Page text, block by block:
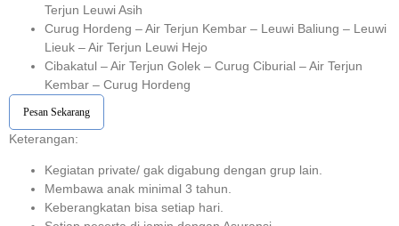
Terjun Leuwi Asih
Curug Hordeng – Air Terjun Kembar – Leuwi Baliung – Leuwi
Lieuk – Air Terjun Leuwi Hejo
Cibakatul – Air Terjun Golek – Curug Ciburial – Air Terjun
Kembar – Curug Hordeng
Pesan Sekarang
Keterangan:⁣⁣
Kegiatan private/ gak digabung dengan grup lain.
Membawa anak minimal 3 tahun.⁣⁣
Keberangkatan bisa setiap hari.⁣⁣